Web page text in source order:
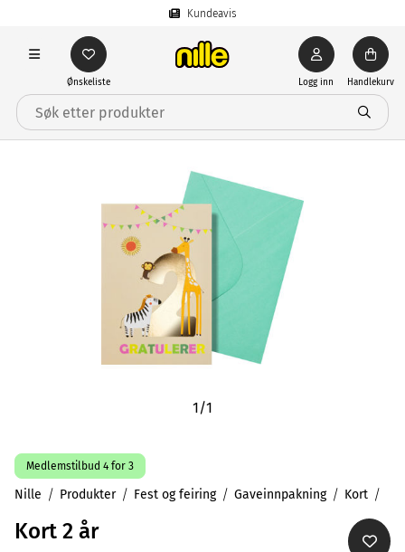
Kundeavis
Ønskeliste Logg inn Handlekurv
1/1
Medlemstilbud 4 for 3
Nille Produkter Fest og feiring Gaveinnpakning Kort
Kort 2 år